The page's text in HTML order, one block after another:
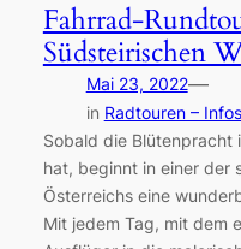
Fahrrad-
Südsteirischen
Mai 23, 2022—
in Radtouren –
Sobald die Blütenpracht
hat, beginnt in einer der
Österreichs eine
Mit jedem Tag, mit dem